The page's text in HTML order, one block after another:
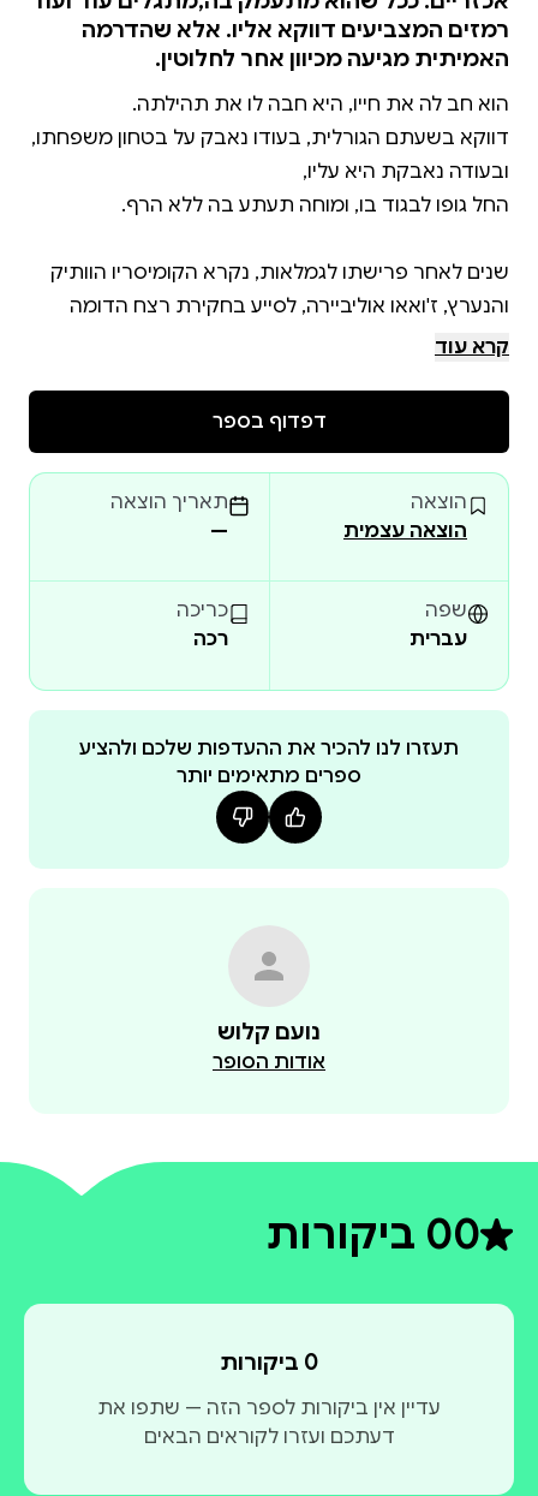
רמזים המצביעים דווקא אליו. אלא שהדרמה
האמיתית מגיעה מכיוון אחר לחלוטין.
דווקא בשעתם הגורלית, בעודו נאבק על בטחון משפחתו,
שנים לאחר פרישתו לגמלאות, נקרא הקומיסריו הוותיק
והנערץ, ז'ואאו אוליביירה, לסייע בחקירת רצח הדומה
באופן מחשיד לרצח אותו פענח בעבר, אי אז בתחילת
רצח אכזריים, כשלכל אורכה שבה ומהדהדת שאלת זיקת
במקביל מתפתחת דרמה נוספת המכניסה את הסיפור
המילים האבודות – החקירה האחרונה של קומיסריו
אוליביירה הוא ספרו השלישי של נועם קלוש , תושב נתיב
ספריו הקודמים " בין כפות המאזניים ", " עקבות במים "
זכו לשבחים רבים.
קרא עוד
דפדוף בספר
הוצאה
הוצאה עצמית
תאריך הוצאה
—
שפה
עברית
כריכה
רכה
תעזרו לנו להכיר את ההעדפות שלכם ולהציע
ספרים מתאימים יותר
נועם קלוש
אודות הסופר
0דירוג ממוצע 0 מתוך 5
0 ביקורות
0 ביקורות
עדיין אין ביקורות לספר הזה — שתפו את
דעתכם ועזרו לקוראים הבאים